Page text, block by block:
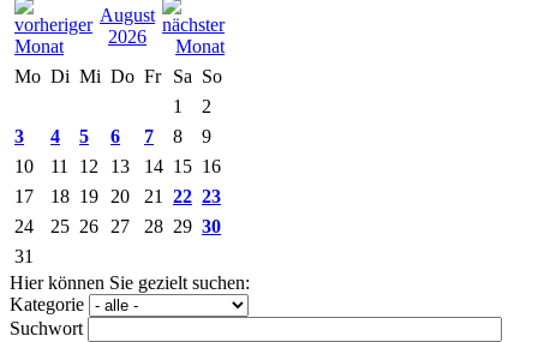
August
2026
Mo Di Mi Do Fr Sa So
1
2
3
4 5 6 7 8
9
10
11 12 13 14 15 16
17
18 19 20 21 22 23
24
25 26 27 28 29 30
31
Hier können Sie gezielt suchen:
Kategorie
Suchwort